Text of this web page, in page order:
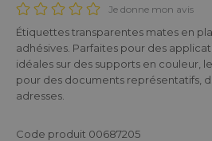
Je donne mon avis
Étiquettes transparentes mates en
adhésives. Parfaites pour des
idéales sur des supports en couleur,
pour des documents représentatifs,
adresses.
Code produit 00687205